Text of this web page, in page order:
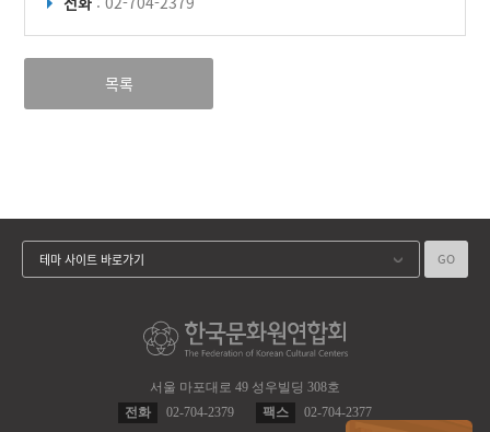
목록
서울 마포대로 49 성우빌딩 308호
전화
02-704-2379 팩스 02-704-2377
테마 사이트 바로가기 GO